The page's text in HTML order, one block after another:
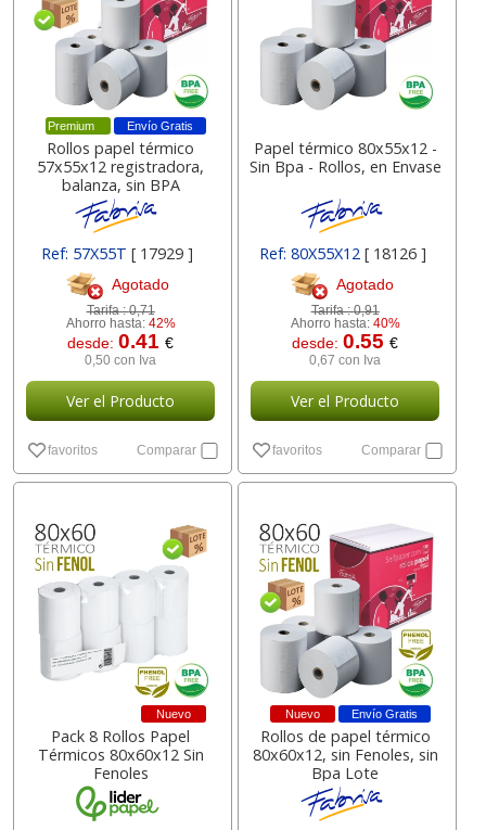
Envío Gratis
Premium
Rollos papel térmico
57x55x12 registradora,
balanza, sin BPA
Ref: 57X55T[ 17929 ]
Agotado
Tarifa :0,71
Ahorro hasta: 42%
desde:0.41€
0,50 con Iva
Ver el Producto
favoritos Comparar
Papel térmico 80x55x12 -
Sin Bpa - Rollos, en Envase
Ref: 80X55X12 [ 18126 ]
Agotado
Tarifa :0,91
Ahorro hasta: 40%
desde:0.55€
0,67 con Iva
Ver el Producto
favoritos Comparar
Nuevo
Pack 8 Rollos Papel
Térmicos 80x60x12 Sin
Fenoles
Envío Gratis
Nuevo
Rollos de papel térmico
80x60x12, sin Fenoles, sin
Bpa Lote